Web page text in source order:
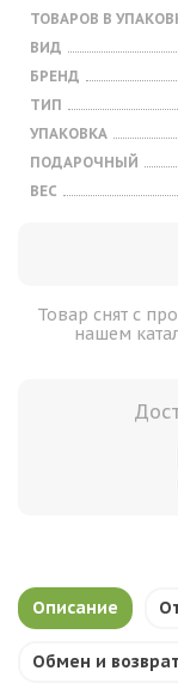
ТОВАРОВ В
ВИД
БРЕНД
ТИП
УПАКОВКА
ПОДАРОЧНЫЙ
ВЕС
Товар снят с
нашем
Описание
Обмен и